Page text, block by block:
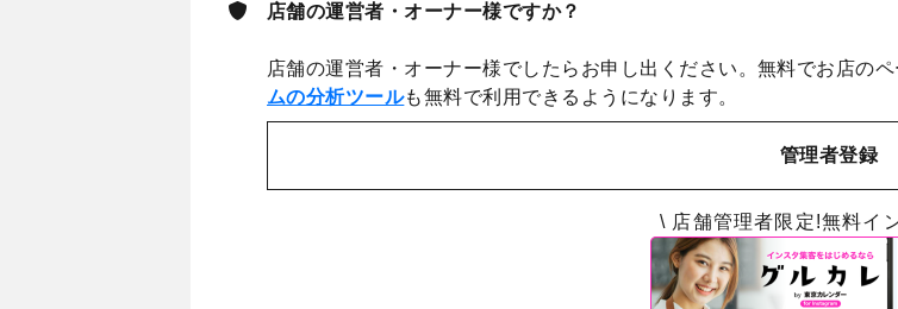
店舗の運営者・オーナー様ですか？
店舗の運営者・オーナー様でしたらお申し出ください。無料でお店の
ムの分析ツールも無料で利用できるようになります。
管理者登録
\ 店舗管理者限定!無料イ